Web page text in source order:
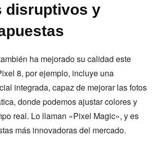
disruptivos y
ha mejorado su calidad este
8, por ejemplo, incluye una
integrada, capaz de mejorar las fotos
donde podemos ajustar colores y
real. Lo llaman «Pixel Magic», y es
más innovadoras del mercado.